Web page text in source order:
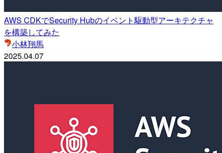
AWS CDKでSecurity Hubのイベント駆動型アーキテクチャ
を構築してみた
小林翔馬
2025.04.07